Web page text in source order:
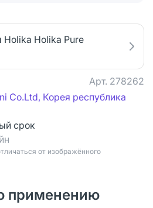
Holika Holika Pure
Арт. 278262
Co.Ltd, Корея республика
срок
от изображённого
применению